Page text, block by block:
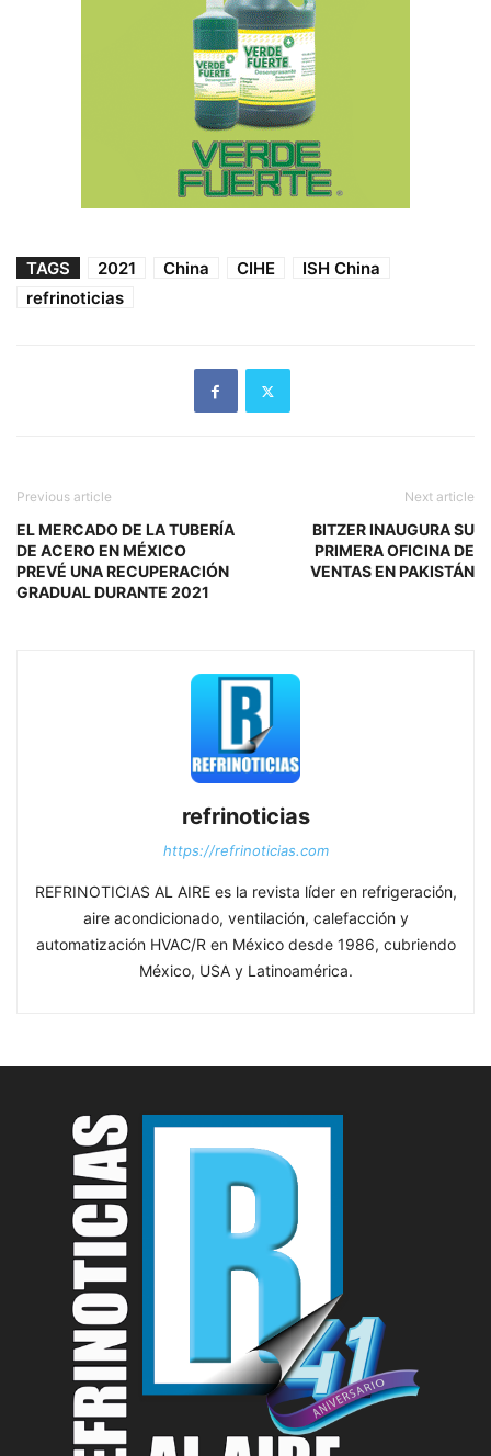
TAGS 2021 China CIHE
ISH China
refrinoticias
Previous article
EL MERCADO DE LA TUBERÍA
DE ACERO EN MÉXICO
PREVÉ UNA RECUPERACIÓN
GRADUAL DURANTE 2021
Next article
BITZER INAUGURA SU
PRIMERA OFICINA DE
VENTAS EN PAKISTÁN
refrinoticias
https://refrinoticias.com
REFRINOTICIAS AL AIRE es la revista líder en refrigeración,
aire acondicionado, ventilación, calefacción y
automatización HVAC/R en México desde 1986, cubriendo
México, USA y Latinoamérica.